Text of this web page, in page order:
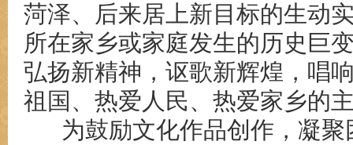
菏泽、后来居上新目标的生动
所在家乡或家庭发生的历史巨
弘扬新精神，讴歌新辉煌，唱
祖国、热爱人民、热爱家乡的
为鼓励文化作品创作，凝